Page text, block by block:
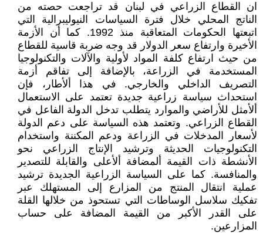
ان القطاع الزراعي في لبنان قد تراجعت حصته من
الناتج المحلي خلال فترة السياسات النيوليبرالية التي
اتبعتها الحكومات المتعاقبة منذ 1992. كما أن الأزمة
الأخيرة وارتفاع سعر الدولار قد وجه ضربة قاسية للقطاع
من حيث ارتفاع كلفة المواد لأولية والآلات والتكنولوجيا
المستخدمة في الزراعة، بالإضافة إلى تفاقم أزمة
التصريف الداخلي والخارجي. في هذا ألأطار، فإن
استحداث سياسة زراعية جديدة تعتمد على الاستعمال
ألأمثل للأراضي والموارد يتطلب تدخل الدولة الفاعل في
القطاع الزراعي. وتعتمد هذه السياسة على دعم الدولة
لأسعار المدخلات في الزراعة ودعم المكننة واستخدام
التكنولوجيات الحديثة وترشيد الإنتاج الزراعي نحو
الأنشطة ذات القيمة ألمضافة ألأعلى والقابلة للتصدير
والمنافسة. كما على السياسة الزراعية الجديدة ترشيد
عملية انتقال المنتج من المزارع إلى المستهلك عبر
تفكيك سلاسل الوساطات التي تستحوذ من خلالها القلة
على القدر الأكبر من القيمة المضافة على حساب
المزارعين.